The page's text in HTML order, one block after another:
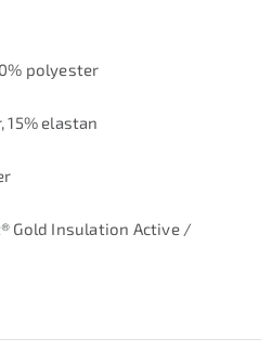
polyester
15% elastan
Gold Insulation Active /